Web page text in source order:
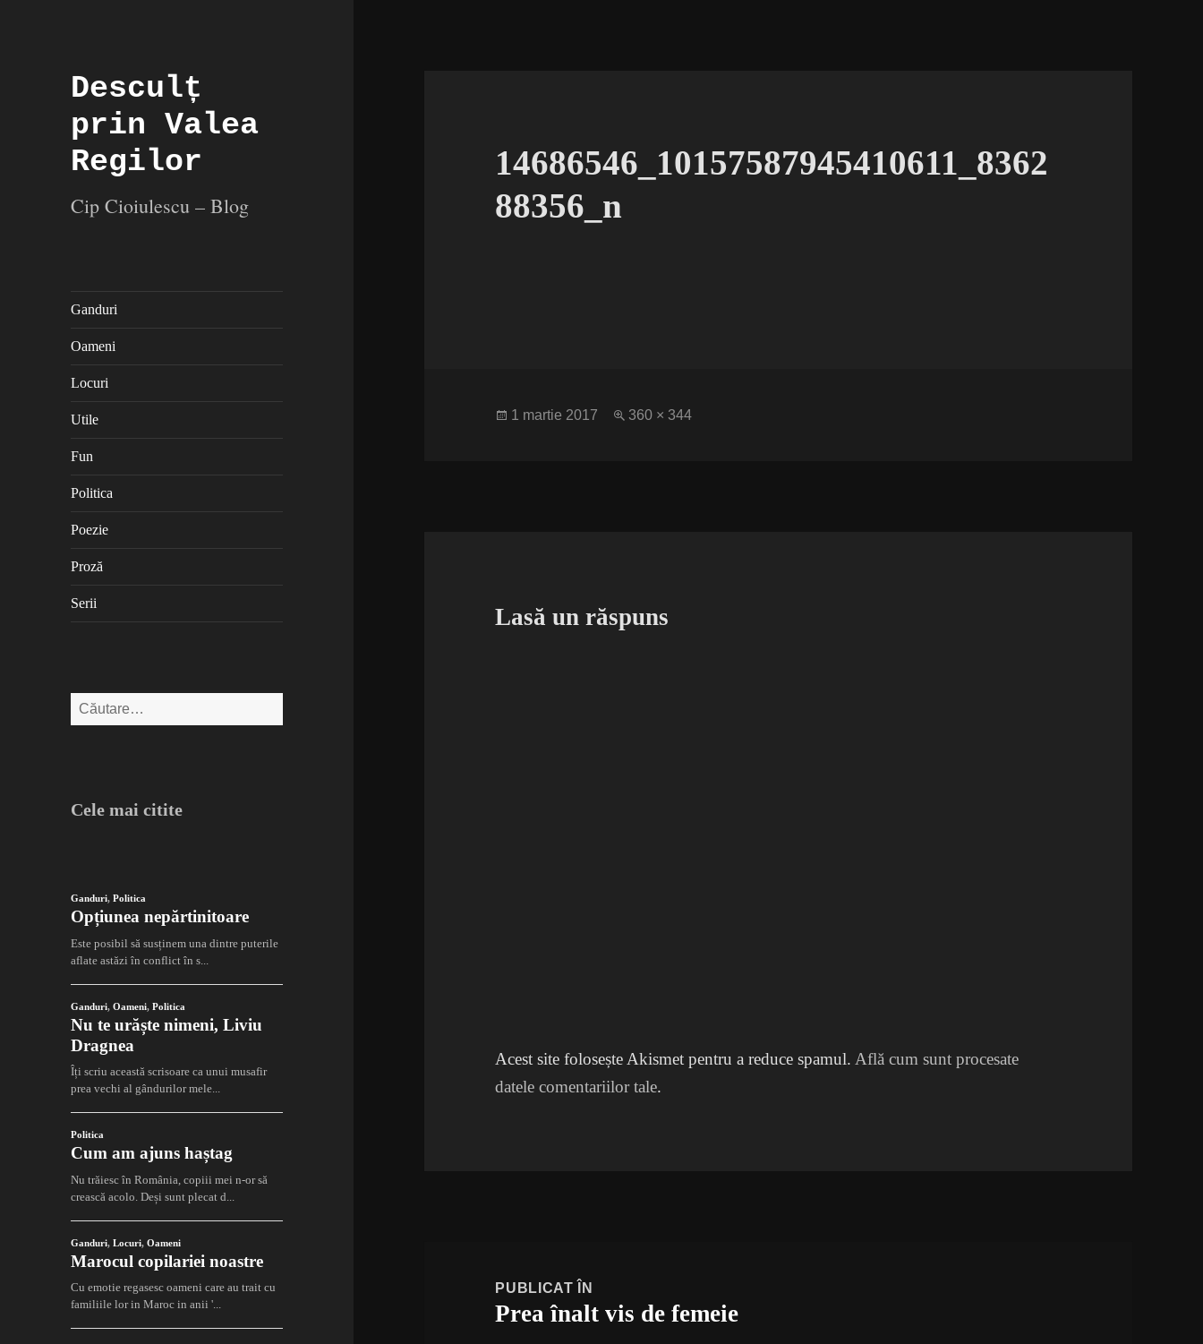
Desculț
prin Valea
Regilor
Cip Cioiulescu – Blog
Ganduri
Oameni
Locuri
Utile
Fun
Politica
Poezie
Proză
Serii
Caută
după:
Cele mai citite
14686546_10157587945410611_8362
88356_n
Publicat
1 martie 2017
Dimensiune
360 × 344
Lasă un răspuns
Acest site folosește Akismet pentru a reduce spamul.Află cum sunt procesate
datele comentariilor tale.
PUBLICAT ÎN
Prea înalt vis de femeie